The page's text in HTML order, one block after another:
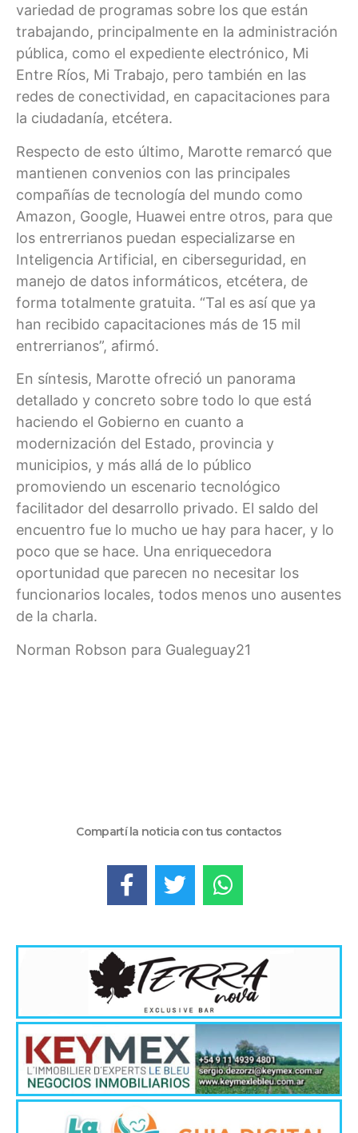
variedad de programas sobre los que están
trabajando, principalmente en la administración
pública, como el expediente electrónico, Mi
Entre Ríos, Mi Trabajo, pero también en las
redes de conectividad, en capacitaciones para
la ciudadanía, etcétera.
Respecto de esto último, Marotte remarcó que
mantienen convenios con las principales
compañías de tecnología del mundo como
Amazon, Google, Huawei entre otros, para que
los entrerrianos puedan especializarse en
Inteligencia Artificial, en ciberseguridad, en
manejo de datos informáticos, etcétera, de
forma totalmente gratuita. “Tal es así que ya
han recibido capacitaciones más de 15 mil
entrerrianos”, afirmó.
En síntesis, Marotte ofreció un panorama
detallado y concreto sobre todo lo que está
haciendo el Gobierno en cuanto a
modernización del Estado, provincia y
municipios, y más allá de lo público
promoviendo un escenario tecnológico
facilitador del desarrollo privado. El saldo del
encuentro fue lo mucho ue hay para hacer, y lo
poco que se hace. Una enriquecedora
oportunidad que parecen no necesitar los
funcionarios locales, todos menos uno ausentes
de la charla.
Norman Robson para Gualeguay21
Compartí la noticia con tus contactos